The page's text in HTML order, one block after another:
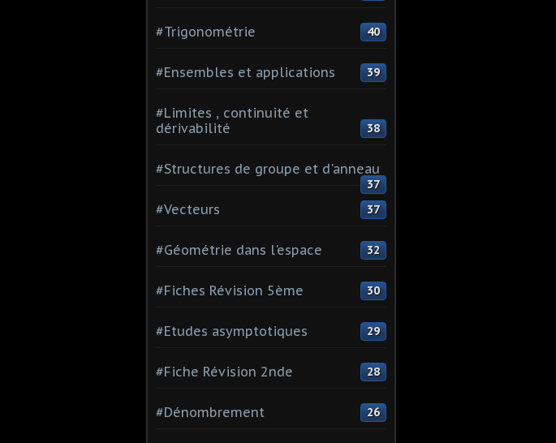
#Trigonométrie 40
#Ensembles et applications 39
#Limites , continuité et
dérivabilité
38
#Structures de groupe et d'anneau
37
#Vecteurs 37
#Géométrie dans l'espace 32
#Fiches Révision 5ème 30
#Etudes asymptotiques 29
#Fiche Révision 2nde 28
#Dénombrement 26